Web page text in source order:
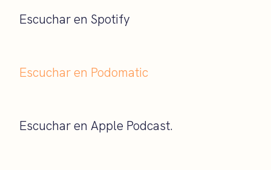
Escuchar en Spotify
Escuchar en Podomatic
Escuchar en Apple Podcast.